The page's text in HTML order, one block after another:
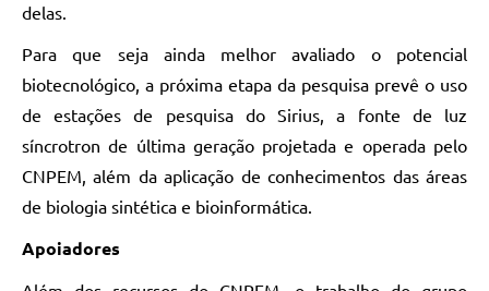
delas.
Para que seja ainda melhor avaliado o potencial
biotecnológico, a próxima etapa da pesquisa prevê o uso
de estações de pesquisa do Sirius, a fonte de luz
síncrotron de última geração projetada e operada pelo
CNPEM, além da aplicação de conhecimentos das áreas
de biologia sintética e bioinformática.
Apoiadores